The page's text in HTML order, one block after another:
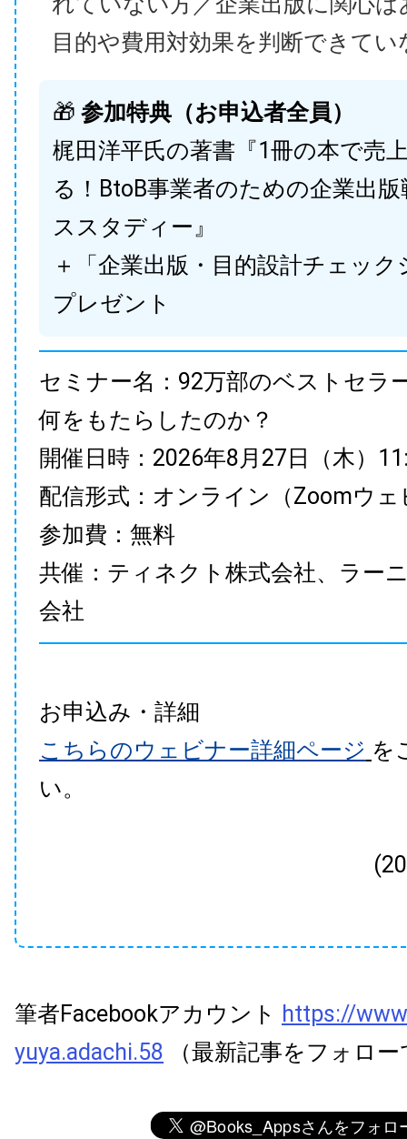
目的や費用対効果を判断できてい
🎁 参加特典（お申込者全員）
梶田洋平氏の著書『1冊の本で売
る！BtoB事業者のための企業出
ススタディー』
＋「企業出版・目的設計チェック
プレゼント
セミナー名：92万部のベストセラ
何をもたらしたのか？
開催日時：2026年8月27日（木）
配信形式：オンライン（Zoomウェ
参加費：無料
共催：ティネクト株式会社、ラー
会社
お申込み・詳細
こちらのウェビナー詳細ページ を
い。
筆者Facebookアカウント https://
yuya.adachi.58 （最新記事をフォロ